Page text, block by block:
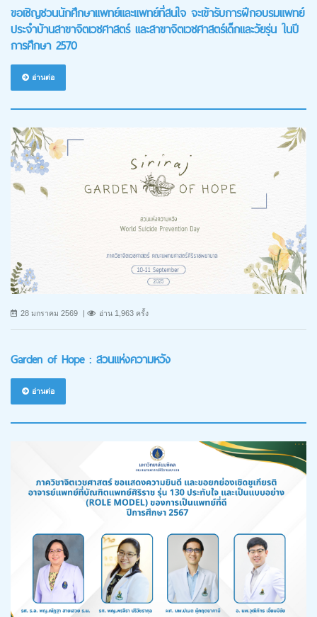
ขอเชิญชวนนักศึกษาแพทย์และแพทย์ที่สนใจ จะเข้ารับการฝึกอบรมแพทย์
ประจำบ้านสาขาจิตเวชศาสตร์ และสาขาจิตเวชศาสตร์เด็กและวัยรุ่น ในปี
การศึกษา 2570
อ่านต่อ
28 มกราคม 2569 อ่าน 1,963 ครั้ง
Garden of Hope : สวนแห่งความหวัง
อ่านต่อ